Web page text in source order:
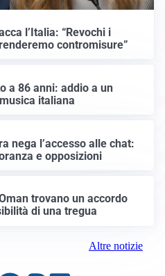
l’Italia: “Revochi i
contromisure”
a 86 anni: addio a un
italiana
nega l’accesso alle chat:
e opposizioni
trovano un accordo
di una tregua
Altre notizie